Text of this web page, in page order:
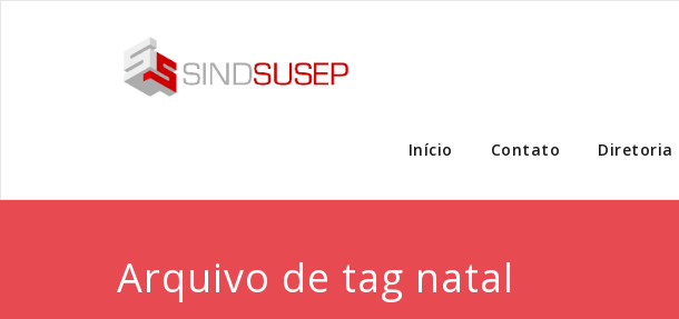
Início Contato Diretoria
Arquivo de tag natal